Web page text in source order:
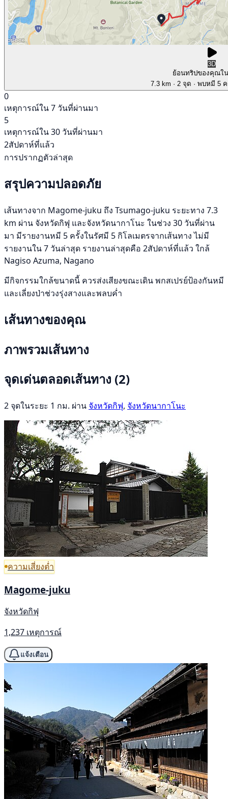
3D
ย้อนทริปของคุณใ
7.3 km · 2 จุด · พบหมี 5
0
เหตุการณ์ใน 7 วันที่ผ่านมา
5
เหตุการณ์ใน 30 วันที่ผ่านมา
2สัปดาห์ที่แล้ว
การปรากฏตัวล่าสุด
สรุปความปลอดภัย
เส้นทางจาก Magome-juku ถึง Tsumago-juku ระยะทาง 7.3
km ผ่าน จังหวัดกิฟุ และจังหวัดนากาโนะ ในช่วง 30 วันที่ผ่าน
มา มีรายงานหมี 5 ครั้งในรัศมี 5 กิโลเมตรจากเส้นทาง ไม่มี
รายงานใน 7 วันล่าสุด รายงานล่าสุดคือ 2สัปดาห์ที่แล้ว ใกล้
Nagiso Azuma, Nagano
มีกิจกรรมใกล้ขนาดนี้ ควรส่งเสียงขณะเดิน พกสเปรย์ป้องกันหมี
และเลี่ยงป่าช่วงรุ่งสางและพลบค่ำ
เส้นทางของคุณ
ภาพรวมเส้นทาง
จุดเด่นตลอดเส้นทาง (2)
2 จุดในระยะ 1 กม. ผ่าน จังหวัดกิฟุ, จังหวัดนากาโนะ
ความเสี่ยงต่ำ
Magome-juku
จังหวัดกิฟุ
1,237 เหตุการณ์
แจ้งเตือน